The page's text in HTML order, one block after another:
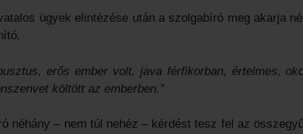
ügyek elintézése után a szolgabíró meg akarja
erős ember volt, java férfikorban, értelmes,
költött az emberben.”
néhány – nem túl nehéz – kérdést tesz fel az